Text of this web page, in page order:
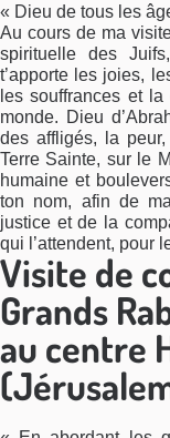
« Dieu de tous les
Au cours de ma
spirituelle des
t’apporte les joies,
les souffrances et
monde. Dieu
des affligés, la
Terre Sainte, sur le
humaine et
ton nom, afin de
justice et de la
qui l’attendent, pour
Visite de
Grands
au centre